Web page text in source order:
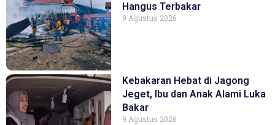
Hangus Terbakar
9 Agustus 2026
Kebakaran Hebat di Jagong
Jeget, Ibu dan Anak Alami Luka
Bakar
9 Agustus 2026